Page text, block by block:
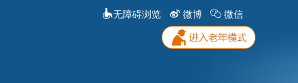
无障碍浏览 微博 微信